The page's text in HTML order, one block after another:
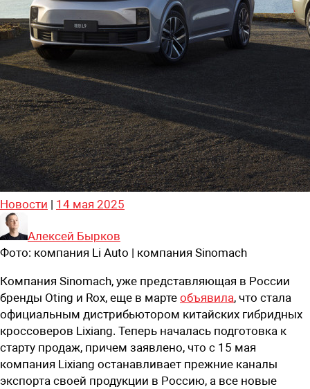
Новости | 14 мая 2025
Алексей Бырков
Фото: компания Li Auto | компания Sinomach
Компания Sinomach, уже представляющая в России
бренды Oting и Rox, еще в марте объявила, что стала
официальным дистрибьютором китайских гибридных
кроссоверов Lixiang. Теперь началась подготовка к
старту продаж, причем заявлено, что с 15 мая
компания Lixiang останавливает прежние каналы
экспорта своей продукции в Россию, а все новые